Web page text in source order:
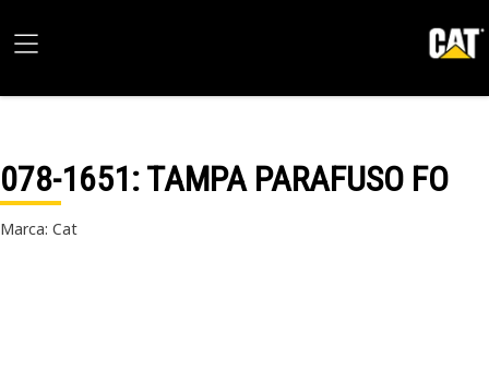
078-1651: TAMPA PARAFUSO FO
Marca: Cat